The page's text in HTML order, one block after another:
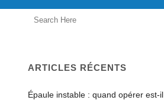
ARTICLES RÉCENTS
Épaule instable : quand opérer est-il